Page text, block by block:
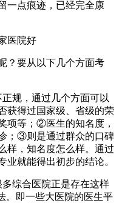
一点痕迹，已经完全康
？要从以下几个方面考
规，通过几个方面可以
获得过国家级、省级的荣
项等；②医生的知名度，
；③则是通过群众的口碑
样，知名度怎么样。通过
业就能得出初步的结论。
综合医院正是存在这样
。即一些大医院的医生平